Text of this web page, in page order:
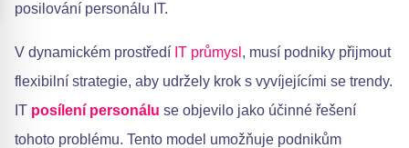
posilování personálu IT.
V dynamickém prostředí IT průmysl , musí podniky přijmout
flexibilní strategie, aby udržely krok s vyvíjejícími se trendy.
IT posílení personálu se objevilo jako účinné řešení
tohoto problému. Tento model umožňuje podnikům